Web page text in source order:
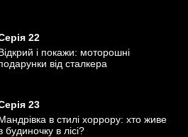
22
і покажи: моторошні
від сталкера
23
в стилі хоррору: хто живе
будиночку в лісі?